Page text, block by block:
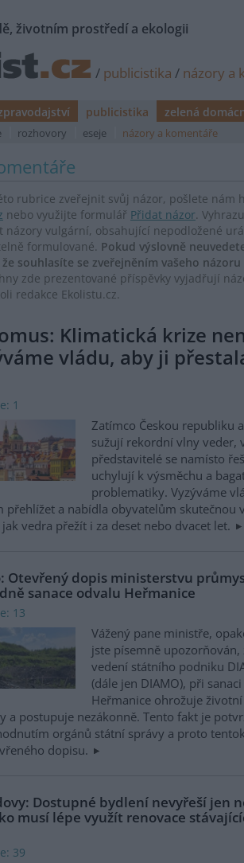
životním prostředí a ekologii
/ publicistika / názory a
publicistika zelená
rozhovory eseje názory a komentáře
rubrice zveřejnit svůj názor, pošlete nám
nebo využijte formulář Přidat názor.
názory vulgární, obsahující nepodložené
formulované. Pokud výslovně
souhlasíte se zveřejněním vašeho názoru
zde prezentované příspěvky vyjadřují
redakce Ekolistu.cz.
Klimatická krize
vládu, aby ji
1
Zatímco Českou republiku
sužují rekordní vlny veder,
představitelé se namísto
uchylují k výsměchu a
problematiky. Vyzýváme
přehlížet a nabídla obyvatelům skutečnou
vedra přežít i za deset nebo dvacet let.
Otevřený dopis ministerstvu
sanace odvalu Heřmanice
13
Vážený pane ministře,
jste písemně upozorňován,
vedení státního podniku
(dále jen DIAMO), při
Heřmanice ohrožuje životní
a postupuje nezákonně. Tento fakt je
orgánů státní správy a proto
dopisu.
Dostupné bydlení nevyřeší jen
musí lépe využít renovace
39